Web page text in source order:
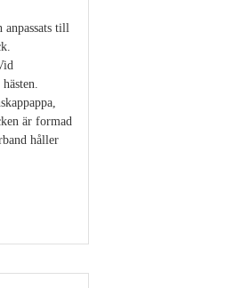
anpassats till
är formad
håller